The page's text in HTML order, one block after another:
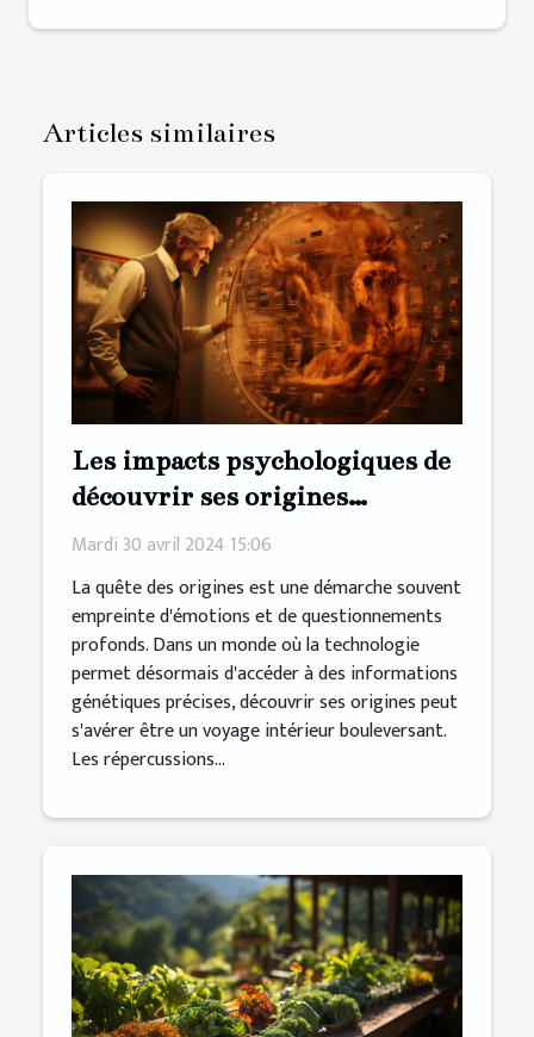
Articles similaires
Les impacts psychologiques de
découvrir ses origines
génétiques
Mardi 30 avril 2024 15:06
La quête des origines est une démarche souvent
empreinte d'émotions et de questionnements
profonds. Dans un monde où la technologie
permet désormais d'accéder à des informations
génétiques précises, découvrir ses origines peut
s'avérer être un voyage intérieur bouleversant.
Les répercussions...